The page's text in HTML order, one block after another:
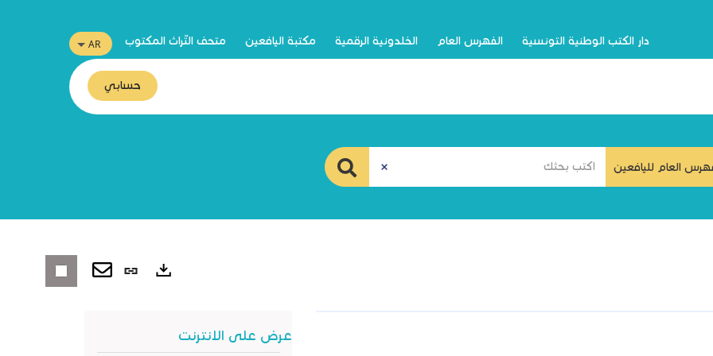
دار الكتب الوطنية التونسية الفهرس العام الخلدونية الرقمية مكتبة اليافعين متحف التّراث المكتوب
حسابي
العام لليافعين
رابط
عرض على الانترنت